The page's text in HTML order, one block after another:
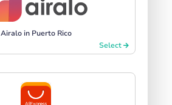
Airalo in Puerto Rico
Select